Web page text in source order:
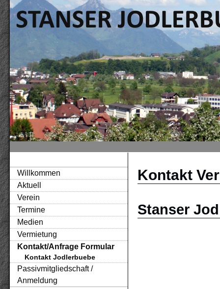
Willkommen
Aktuell
Verein
Termine
Medien
Vermietung
Kontakt/Anfrage Formular
Kontakt Jodlerbuebe
Passivmitgliedschaft /
Anmeldung
Kontakt
Stanser